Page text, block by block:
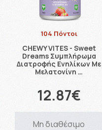
104 Πόντοι
CHEWY VITES - Sweet
Dreams Συμπλήρωμα
Διατροφής Ενηλίκων Με
Μελατονίνη …
12.87€
Μη διαθέσιμο